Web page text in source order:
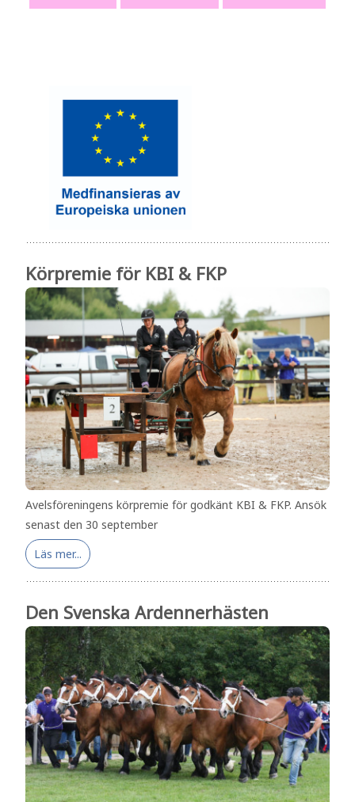
Körpremie för KBI & FKP
Avelsföreningens körpremie för godkänt KBI & FKP. Ansök
senast den 30 september
Läs mer...
Den Svenska Ardennerhästen